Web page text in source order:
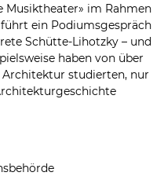
Musiktheater» im Rahmen
ein Podiumsgespräch
Schütte-Lihotzky – und
haben von über
Architektur studierten, nur